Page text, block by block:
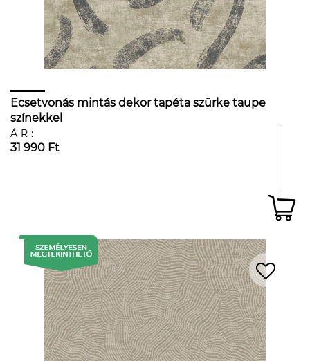
Ecsetvonás mintás dekor tapéta szürke taupe
színekkel
ÁR:
31 990 Ft